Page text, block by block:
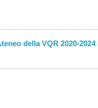
della VQR 2020-2024